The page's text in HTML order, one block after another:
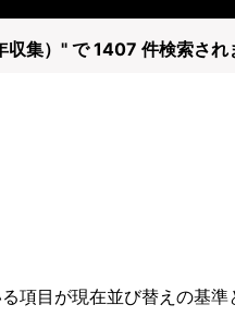
集）" で 1407 件検索され
項目が現在並び替えの基準